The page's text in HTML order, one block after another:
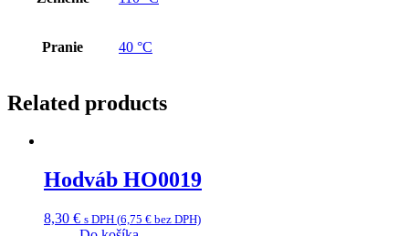
Pranie 40 °C
Related products
Hodváb HO0019
8,30 € s DPH (6,75 € bez DPH)